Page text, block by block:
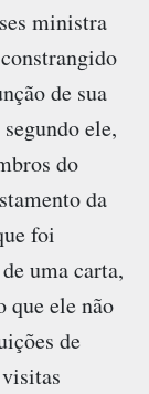
ministra
de sua
ele,
do
da
foi
uma carta,
que ele não
de